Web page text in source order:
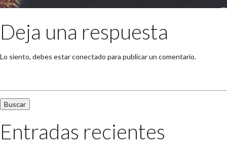
Deja una respuesta
Lo siento, debes estarconectado para publicar un comentario.
Entradas recientes